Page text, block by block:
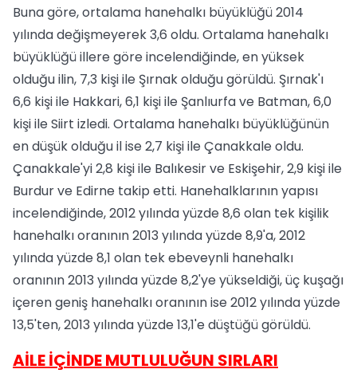
Buna göre, ortalama hanehalkı büyüklüğü 2014
yılında değişmeyerek 3,6 oldu. Ortalama hanehalkı
büyüklüğü illere göre incelendiğinde, en yüksek
olduğu ilin, 7,3 kişi ile Şırnak olduğu görüldü. Şırnak'ı
6,6 kişi ile Hakkari, 6,1 kişi ile Şanlıurfa ve Batman, 6,0
kişi ile Siirt izledi. Ortalama hanehalkı büyüklüğünün
en düşük olduğu il ise 2,7 kişi ile Çanakkale oldu.
Çanakkale'yi 2,8 kişi ile Balıkesir ve Eskişehir, 2,9 kişi ile
Burdur ve Edirne takip etti. Hanehalklarının yapısı
incelendiğinde, 2012 yılında yüzde 8,6 olan tek kişilik
hanehalkı oranının 2013 yılında yüzde 8,9'a, 2012
yılında yüzde 8,1 olan tek ebeveynli hanehalkı
oranının 2013 yılında yüzde 8,2'ye yükseldiği, üç kuşağı
içeren geniş hanehalkı oranının ise 2012 yılında yüzde
13,5'ten, 2013 yılında yüzde 13,1'e düştüğü görüldü.
AİLE İÇİNDE MUTLULUĞUN SIRLARI